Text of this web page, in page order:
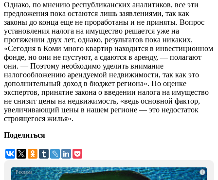
Однако, по мнению республиканских аналитиков, все эти
предложения пока остаются лишь заявлениями, так как
законы до конца еще не проработаны и не приняты. Вопрос
установления налога на имущество решается уже на
протяжении двух лет, однако, результатов пока никаких.
«Сегодня в Коми много квартир находится в инвестиционном
фонде, но они не пустуют, а сдаются в аренду, — полагают
они. — Поэтому необходимо уделить внимание
налогообложению арендуемой недвижимости, так как это
дополнительный доход в бюджет региона». По оценке
экспертов, принятие закона о введении налога на имущество
не снизит цены на недвижимость, «ведь основной фактор,
увеличивающий цены в нашем регионе — это недостаток
строящегося жилья».
Поделиться
i